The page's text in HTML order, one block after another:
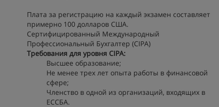
Плата за регистрацию на каждый экзамен составляет
примерно 100 долларов США.
Сертифицированный Международный
Профессиональный Бухгалтер (CIPA)
Требования для уровня CIPA:
Высшее образование;
Не менее трех лет опыта работы в финансовой
сфере;
Членство в одной из организаций, входящих в
ЕССБА.